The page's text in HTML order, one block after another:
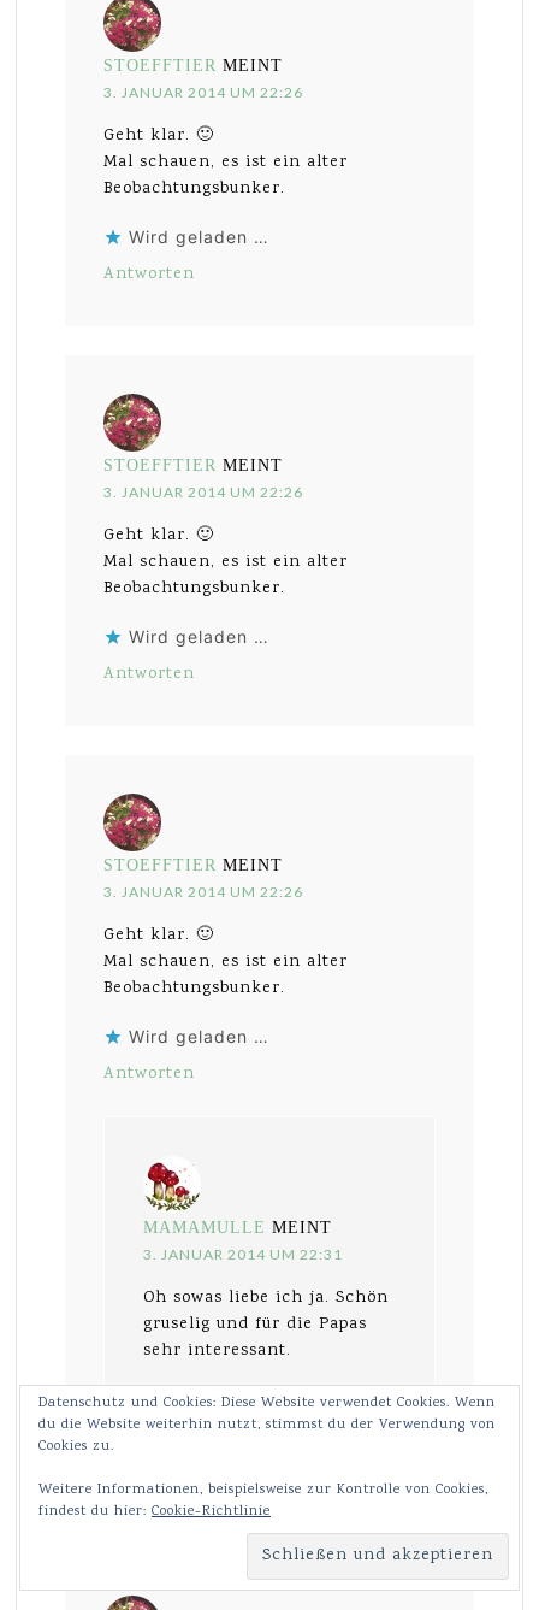
STOEFFTIER MEINT
3. JANUAR 2014 UM 22:26
Geht klar. 🙂
Mal schauen, es ist ein alter
Beobachtungsbunker.
Wird geladen …
Antworten
STOEFFTIER MEINT
3. JANUAR 2014 UM 22:26
Geht klar. 🙂
Mal schauen, es ist ein alter
Beobachtungsbunker.
Wird geladen …
Antworten
STOEFFTIER MEINT
3. JANUAR 2014 UM 22:26
Geht klar. 🙂
Mal schauen, es ist ein alter
Beobachtungsbunker.
Wird geladen …
Antworten
MAMAMULLE MEINT
3. JANUAR 2014 UM 22:31
Oh sowas liebe ich ja. Schön
gruselig und für die Papas
sehr interessant.
Wird geladen …
Datenschutz und Cookies: Diese Website verwendet Cookies. Wenn
du die Website weiterhin nutzt, stimmst du der Verwendung von
Cookies zu.
Weitere Informationen, beispielsweise zur Kontrolle von Cookies,
findest du hier: Cookie-Richtlinie